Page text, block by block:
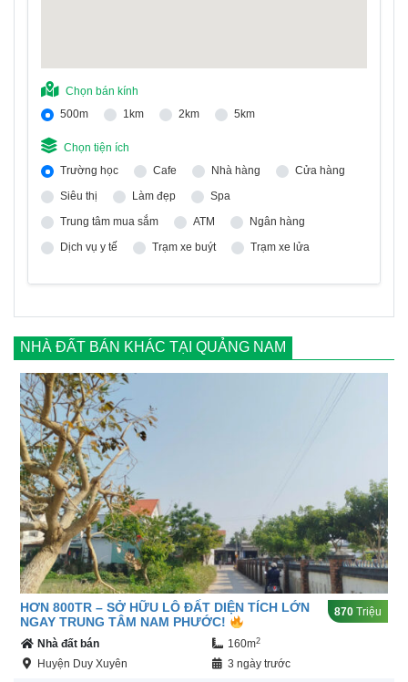
Chọn bán kính
500m
1km 2km 5km
Chọn tiện ích
Trường học
Cafe Nhà hàng
Cửa hàng
Siêu thị
Làm đẹp
Spa
Trung tâm mua sắm
ATM
Ngân hàng
Dịch vụ y tế
Trạm xe buýt Trạm xe lửa
NHÀ ĐẤT BÁN KHÁC TẠI QUẢNG NAM
HƠN 800TR – SỞ HỮU LÔ ĐẤT DIỆN TÍCH LỚN
NGAY TRUNG TÂM NAM PHƯỚC!
870 Triệu
Nhà đất bán 160m2
Huyện Duy Xuyên 3 ngày trước